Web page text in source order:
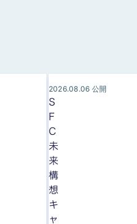
2026.08.06 公開
S
F
C
未
来
構
想
キ
ャ